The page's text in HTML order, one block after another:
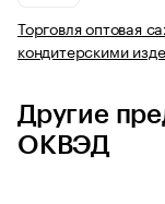
Торговля оптовая
кондитерскими
Другие
ОКВЭД